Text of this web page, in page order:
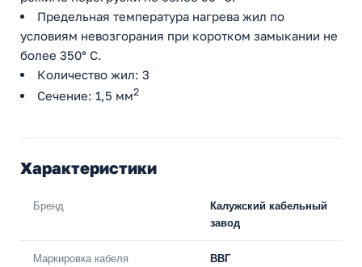
Предельная температура нагрева жил по
условиям невозгорания при коротком замыкании не
более 350° С.
Количество жил: 3
Сечение: 1,5 мм2
Характеристики
Бренд
Калужский кабельный
завод
Маркировка кабеля ВВГ